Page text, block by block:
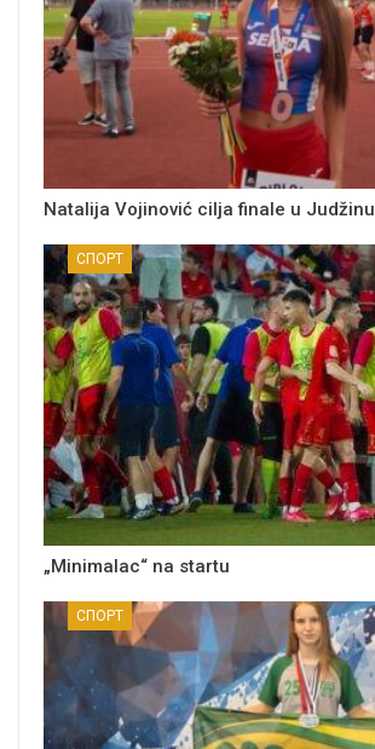
Natalija Vojinović cilja finale u Judžinu
СПОРТ
„Minimalac“ na startu
СПОРТ